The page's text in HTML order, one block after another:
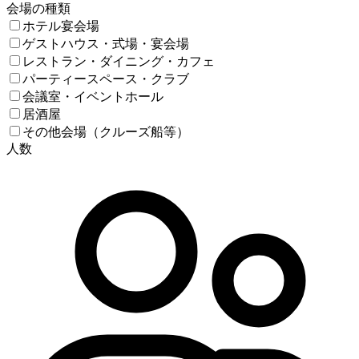
会場の種類
ホテル宴会場
ゲストハウス・式場・宴会場
レストラン・ダイニング・カフェ
パーティースペース・クラブ
会議室・イベントホール
居酒屋
その他会場（クルーズ船等）
人数